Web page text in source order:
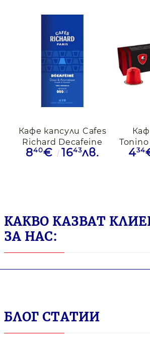
Кафе капсули Cafes
Richard Decafeine
безкофеин
840€ 1643лв. 434
КАКВО КАЗВАТ
ЗА НАС:
БЛОГ СТАТИИ